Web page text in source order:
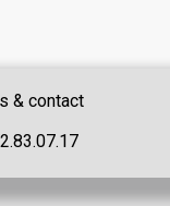
& contact